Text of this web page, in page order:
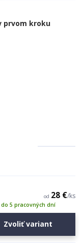
od 28 €/ks
do 5 pracovných dní
Zvoliť variant